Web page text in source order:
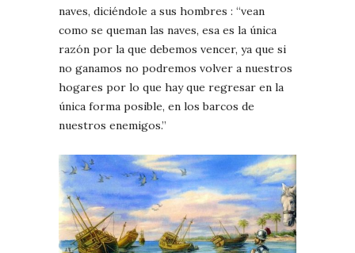
naves, diciéndole a sus hombres : “vean
como se queman las naves, esa es la única
razón por la que debemos vencer, ya que si
no ganamos no podremos volver a nuestros
hogares por lo que hay que regresar en la
única forma posible, en los barcos de
nuestros enemigos.”